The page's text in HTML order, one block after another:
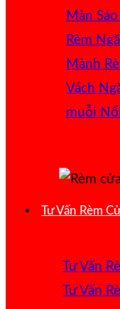
Màn
Rèm
Mành
Vách
muỗi
Tư Vấn Rèm
Tư Vấn
Tư Vấn